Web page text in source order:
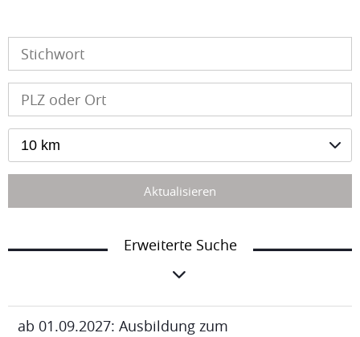
10 km
Aktualisieren
Erweiterte Suche
ab 01.09.2027: Ausbildung zum